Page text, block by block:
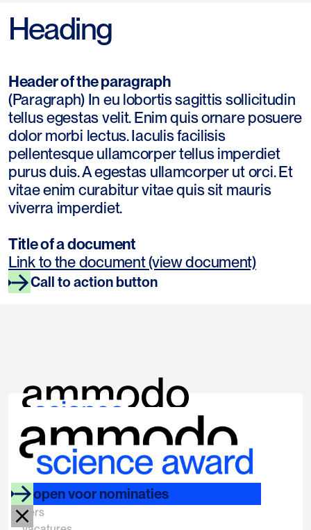
Heading
Header of the paragraph
(Paragraph) In eu lobortis sagittis sollicitudin
tellus egestas velit. Enim quis ornare posuere
dolor morbi lectus. Iaculis facilisis
pellentesque ullamcorper tellus imperdiet
purus duis. A egestas ullamcorper ut orci. Et
vitae enim curabitur vitae quis sit mauris
viverra imperdiet.
Title of a document
Link to the document (view document)
Call to action button
links
faq
pers
socials
linkedin
open voor nominaties